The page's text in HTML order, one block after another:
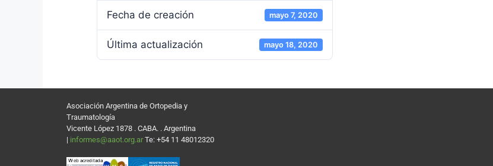
Fecha de creación mayo 7, 2020
Última actualización mayo 18, 2020
Asociación Argentina de Ortopedia y
Traumatología
Vicente López 1878 . CABA. . Argentina
| informes@aaot.org.ar Te: +54 11 48012320